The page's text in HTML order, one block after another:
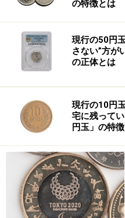
じように見えますが、そ
て、ちょっと観察すれば
もの。そして、実は日本
そこで外国をよく知る
本人の特徴をご紹介しま
まずは、外見。アメリカ
メリカで生まれ育った帰
夫ZooKatsuさんと、ア
ャンネル「
の服装は露出が少なくて
とのこと。これは本当にそ
の特徴とは
現行の50円
さない”方が
の正体とは
現行の10円
宅に残って
円玉」の特